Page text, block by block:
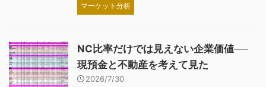
マーケット分析
NC比率だけでは見えない企業価値──
現預金と不動産を考えて見た
2026/7/30